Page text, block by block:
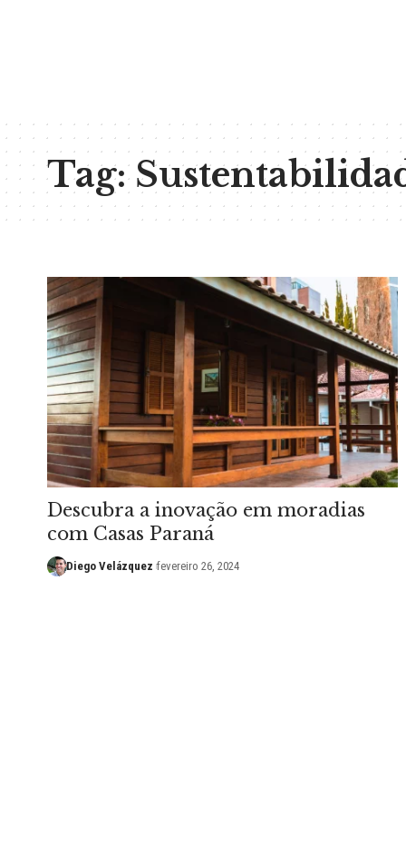
Tag:
Descubra a inovação em moradias
com Casas Paraná
Diego Velázquez fevereiro 26, 2024